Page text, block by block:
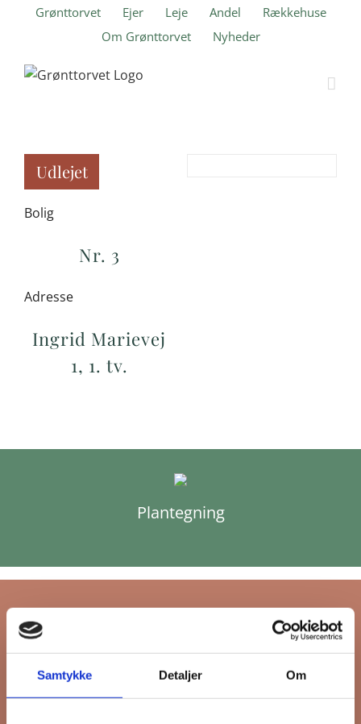
Samtykke Detaljer Om
Grønttorvet Ejer Leje Andel
Rækkehuse
Om Grønttorvet
Nyheder
Udlejet
Bolig
Nr. 3
Adresse
Ingrid Marievej
1, 1. tv.
Plantegning
Tilmeld dig FB